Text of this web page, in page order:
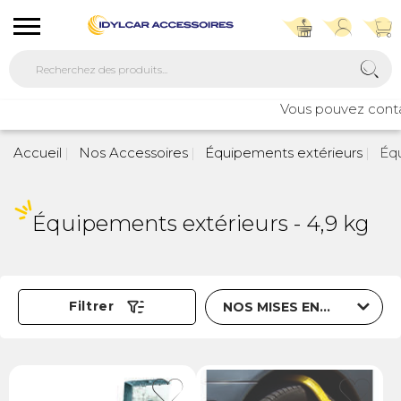
Vous pouvez
Accueil Nos Accessoires Équipements extérieurs
Équipements extérieurs - 4,9 kg
Filtrer Trier par